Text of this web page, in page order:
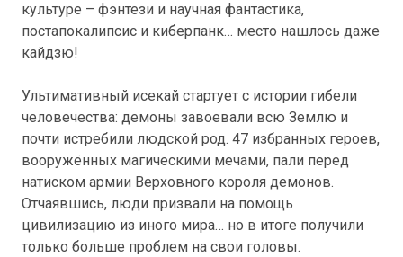
культуре – фэнтези и научная фантастика,
постапокалипсис и киберпанк… место нашлось даже
кайдзю!
Ультимативный исекай стартует с истории гибели
человечества: демоны завоевали всю Землю и
почти истребили людской род. 47 избранных героев,
вооружённых магическими мечами, пали перед
натиском армии Верховного короля демонов.
Отчаявшись, люди призвали на помощь
цивилизацию из иного мира… но в итоге получили
только больше проблем на свои головы.